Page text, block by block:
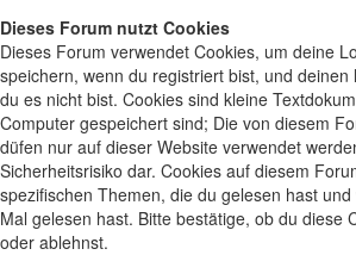
Dieses Forum nutzt Cookies
Dieses Forum verwendet Cookies, um deine
speichern, wenn du registriert bist, und deinen
du es nicht bist. Cookies sind kleine
Computer gespeichert sind; Die von diesem
düfen nur auf dieser Website verwendet
Sicherheitsrisiko dar. Cookies auf diesem
spezifischen Themen, die du gelesen hast
Mal gelesen hast. Bitte bestätige, ob du diese
oder ablehnst.